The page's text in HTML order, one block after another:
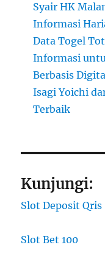
Syair HK
Informasi
Data Togel
Informasi
Berbasis
Isagi Yoichi
Terbaik
Kunjungi:
Slot Deposit Qris
Slot Bet 100